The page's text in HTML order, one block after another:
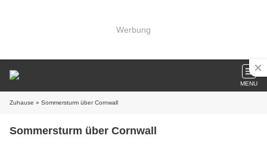
Werbung
MENU
Zuhause » Sommersturm über Cornwall
Sommersturm über Cornwall